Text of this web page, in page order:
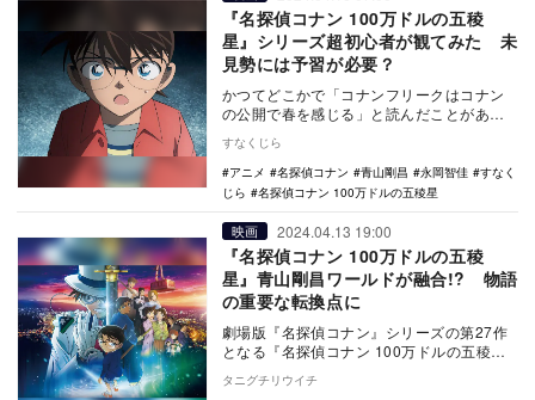
『名探偵コナン 100万ドルの五稜
星』シリーズ超初心者が観てみた 未
見勢には予習が必要？
かつてどこかで「コナンフリークはコナン
の公開で春を感じる」と読んだことがあ
がやってきた。“…
すなくじら
アニメ
名探偵コナン 青山剛昌 永岡智佳
すなく
じら
名探偵コナン 100万ドルの五稜星
映画 2024.04.13 19:00
『名探偵コナン 100万ドルの五稜
星』青山剛昌ワールドが融合!? 物語
の重要な転換点に
劇場版『名探偵コナン』シリーズの第27作
となる『名探偵コナン 100万ドルの五稜
館を舞…
タニグチリウイチ